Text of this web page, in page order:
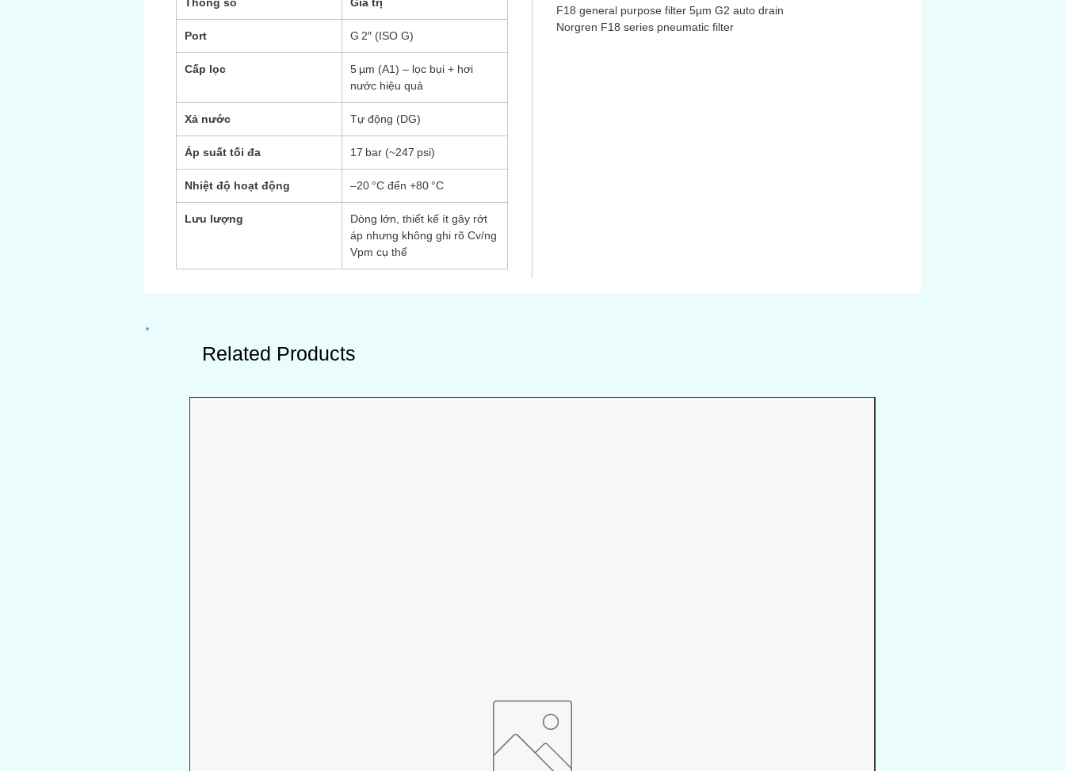
Port G 2″ (ISO G)
Cấp lọc
5 µm (A1) – lọc bụi + hơi
nước hiệu quả
Xả nước Tự động (DG)
Áp suất tối đa 17 bar (~247 psi)
Nhiệt độ hoạt động –20 °C đến +80 °C
Lưu lượng
Dòng lớn, thiết kế ít gây rớt
áp nhưng không ghi rõ Cv/ng
Vpm cụ thể
F18 general purpose filter 5µm G2 auto drain
Norgren F18 series pneumatic filter
Related Products